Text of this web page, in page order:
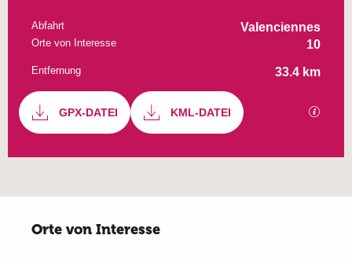
Praktische Informationen
Abfahrt Valenciennes
Orte von Interesse 10
Entfernung 33.4 km
Dokumentation
GPX-DATEI KML-DATEI Mit
Orte von Interesse